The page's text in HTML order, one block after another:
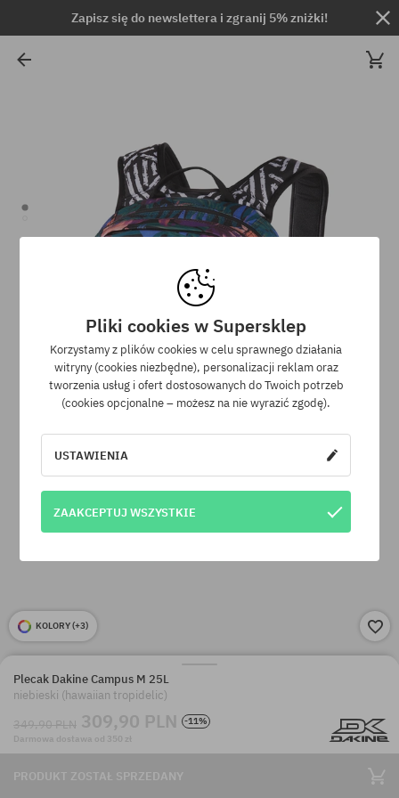
Zapisz się do newslettera i zgranij 5% zniżki!
KOLORY (+3)
Plecak Dakine Campus M 25L
niebieski (hawaiian tropidelic)
349,90 PLN 309,90 PLN
-11%
Darmowa dostawa od 350 zł
PRODUKT ZOSTAŁ SPRZEDANY
Pliki cookies w Supersklep
Korzystamy z plików cookies w celu sprawnego działania
witryny (cookies niezbędne), personalizacji reklam oraz
tworzenia usług i ofert dostosowanych do Twoich potrzeb
(cookies opcjonalne – możesz na nie wyrazić zgodę).
USTAWIENIA
ZAAKCEPTUJ WSZYSTKIE